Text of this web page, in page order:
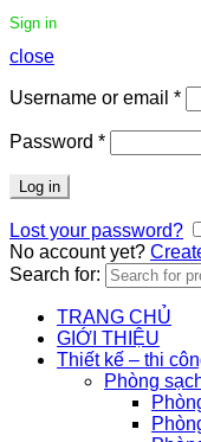
Sign in
close
Username or email *
Password *
Log in
Lost your password?
No account yet?
Search for:
TRANG CHỦ
GIỚI THIỆU
Thiết kế – thi
Phòng